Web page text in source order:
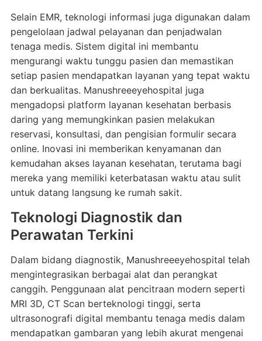
Selain EMR, teknologi informasi juga digunakan dalam
pengelolaan jadwal pelayanan dan penjadwalan
tenaga medis. Sistem digital ini membantu
mengurangi waktu tunggu pasien dan memastikan
setiap pasien mendapatkan layanan yang tepat waktu
dan berkualitas. Manushreeeyehospital juga
mengadopsi platform layanan kesehatan berbasis
daring yang memungkinkan pasien melakukan
reservasi, konsultasi, dan pengisian formulir secara
online. Inovasi ini memberikan kenyamanan dan
kemudahan akses layanan kesehatan, terutama bagi
mereka yang memiliki keterbatasan waktu atau sulit
untuk datang langsung ke rumah sakit.
Teknologi Diagnostik dan
Perawatan Terkini
Dalam bidang diagnostik, Manushreeeyehospital telah
mengintegrasikan berbagai alat dan perangkat
canggih. Penggunaan alat pencitraan modern seperti
MRI 3D, CT Scan berteknologi tinggi, serta
ultrasonografi digital membantu tenaga medis dalam
mendapatkan gambaran yang lebih akurat mengenai